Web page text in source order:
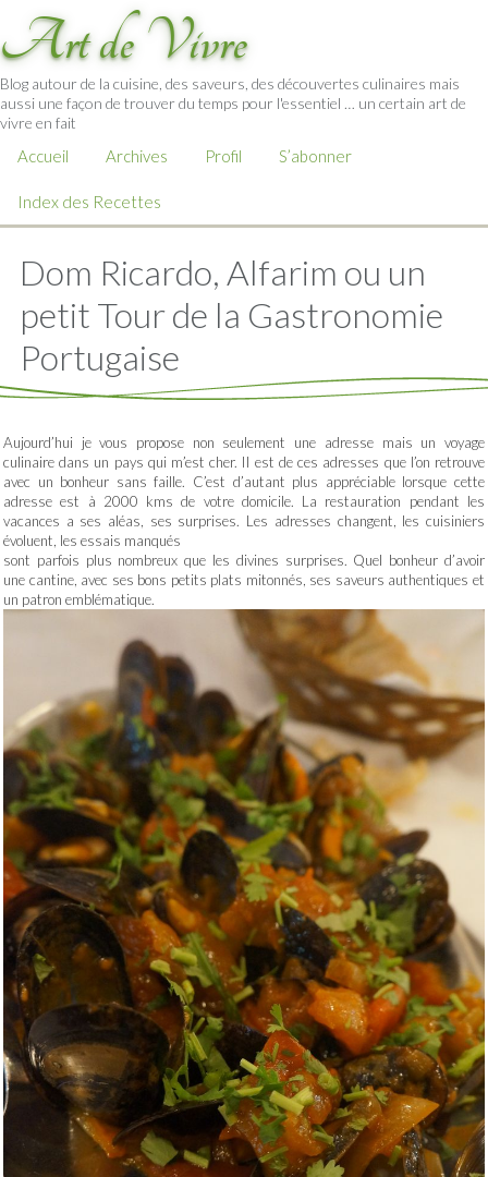
Art de Vivre
Blog autour de la cuisine, des saveurs, des découvertes culinaires mais
aussi une façon de trouver du temps pour l'essentiel … un certain art de
vivre en fait
Accueil Archives Profil S’abonner
Index des Recettes
Dom Ricardo, Alfarim ou un
petit Tour de la Gastronomie
Portugaise
Aujourd’hui je vous propose non seulement une adresse mais un voyage
culinaire dans un pays qui m’est cher. Il est de ces adresses que l’on retrouve
avec un bonheur sans faille. C’est d’autant plus appréciable lorsque cette
adresse est à 2000 kms de votre domicile. La restauration pendant les
vacances a ses aléas, ses surprises. Les adresses changent, les cuisiniers
évoluent, les essais manqués
sont parfois plus nombreux que les divines surprises. Quel bonheur d’avoir
une cantine, avec ses bons petits plats mitonnés, ses saveurs authentiques et
un patron emblématique.